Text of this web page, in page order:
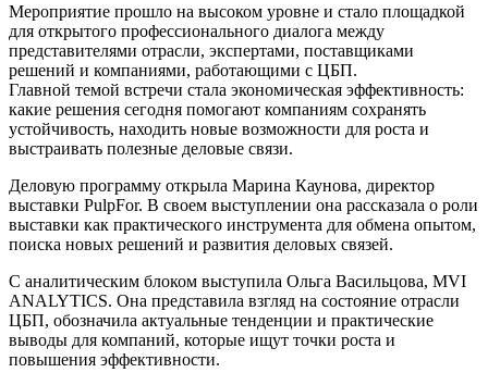
Мероприятие прошло на высоком уровне и стало площадкой
для открытого профессионального диалога между
представителями отрасли, экспертами, поставщиками
решений и компаниями, работающими с ЦБП.
Главной темой встречи стала экономическая эффективность:
какие решения сегодня помогают компаниям сохранять
устойчивость, находить новые возможности для роста и
выстраивать полезные деловые связи.
Деловую программу открыла Марина Каунова, директор
выставки PulpFor. В своем выступлении она рассказала о роли
выставки как практического инструмента для обмена опытом,
поиска новых решений и развития деловых связей.
С аналитическим блоком выступила Ольга Васильцова, MVI
ANALYTICS. Она представила взгляд на состояние отрасли
ЦБП, обозначила актуальные тенденции и практические
выводы для компаний, которые ищут точки роста и
повышения эффективности.